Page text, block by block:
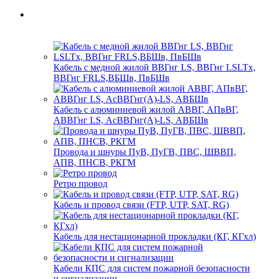
Кабель с медной жилой ВВГнг LS, ВВГнг LSLTx,
ВВГнг FRLS,ВБШв, ПвБШв
Кабель с алюминиевой жилой АВВГ, АПвВГ,
АВВГнг LS, АсВВГнг(А)-LS, АВБШв
Провода и шнуры ПуВ, ПуГВ, ПВС, ШВВП,
АПВ, ПНСВ, РКГМ
Ретро провод
Кабель и провод связи (FTP, UTP, SAT, RG)
Кабель для нестационарной прокладки (КГ, КГхл)
Кабели КПС для систем пожарной безопасности